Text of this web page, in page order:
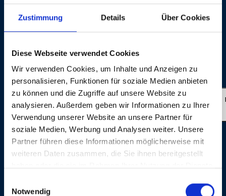
Zustimmung Details Über Cookies
Diese Webseite verwendet Cookies
Wir verwenden Cookies, um Inhalte und Anzeigen zu
personalisieren, Funktionen für soziale Medien anbieten
zu können und die Zugriffe auf unsere Website zu
analysieren. Außerdem geben wir Informationen zu Ihrer
Verwendung unserer Website an unsere Partner für
soziale Medien, Werbung und Analysen weiter. Unsere
Partner führen diese Informationen möglicherweise mit
weiteren Daten zusammen, die Sie ihnen bereitgestellt
Notwendig
Executive Producer for Baloise Session/Session Basel
AG: Beatrice Stirnimann Producer for Baloise
Productions, Wallbach (Switzerland) Director: Roli
Live Photos: © Dominik Plüss